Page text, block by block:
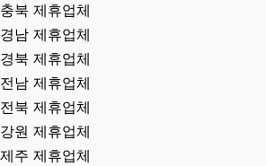
충북 제휴업체
경남 제휴업체
경북 제휴업체
전남 제휴업체
전북 제휴업체
강원 제휴업체
제주 제휴업체